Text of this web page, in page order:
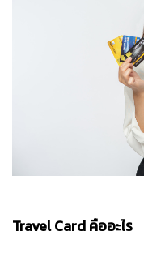
Travel Card คืออะไร